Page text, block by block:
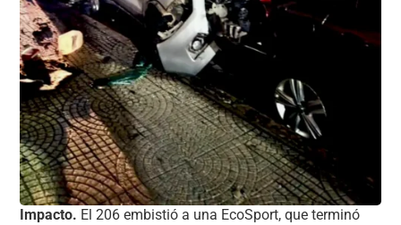
Impacto. El 206 embistió a una EcoSport, que terminó